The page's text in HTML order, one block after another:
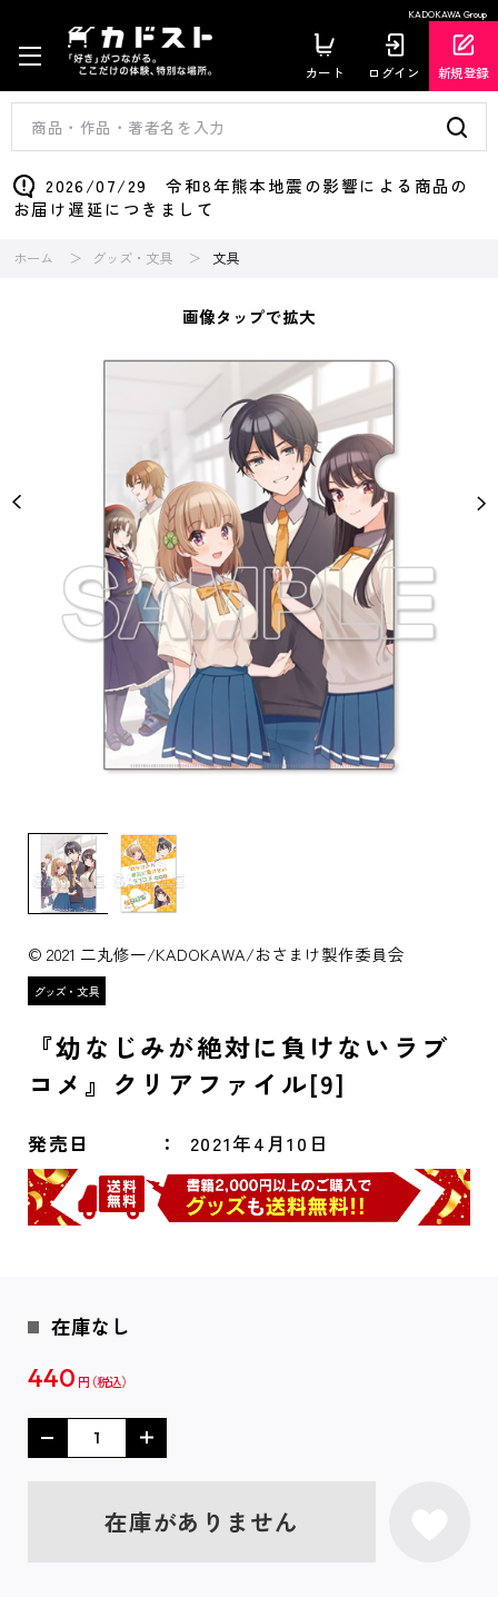
KADOKAWA Group
カート ログイン 新規登録
2026/07/29 令和8年熊本地震の影響による商品の
お届け遅延につきまして
ホーム グッズ・文具 文具
画像タップで拡大
© 2021 二丸修一/KADOKAWA/おさまけ製作委員会
『幼なじみが絶対に負けないラブ
コメ』クリアファイル[9]
発売日 2021年4月10日
在庫なし
440 円
在庫がありません